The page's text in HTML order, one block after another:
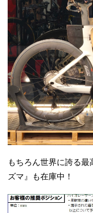
もちろん世界に誇る
ズマ』も在庫中！